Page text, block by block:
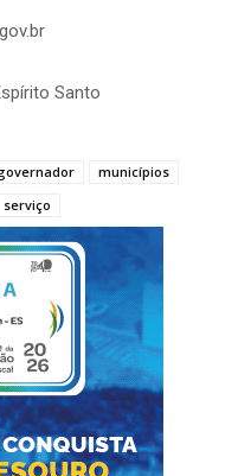
Santo
municípios
serviço